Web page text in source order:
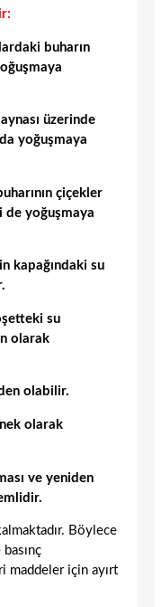
buharın
üzerinde
yoğuşmaya
çiçekler
de yoğuşmaya
kapağındaki su
su
olarak
olabilir.
olarak
ve yeniden
Böylece
maddeler için ayırt